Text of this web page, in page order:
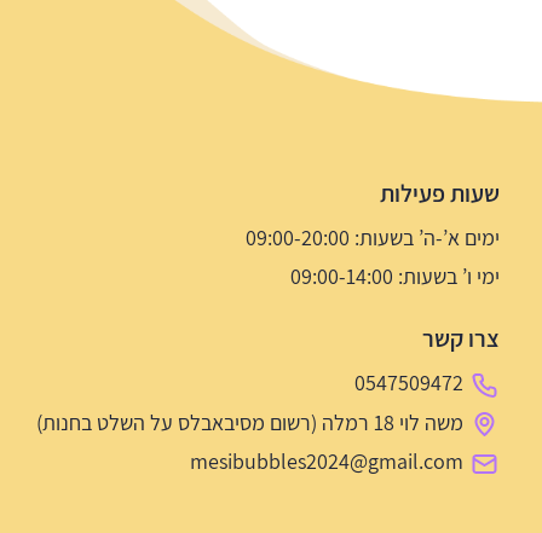
שעות פעילות
ימים א’-ה’ בשעות: 09:00-20:00
ימי ו’ בשעות: 09:00-14:00
צרו קשר
0547509472
משה לוי 18 רמלה (רשום מסיבאבלס על השלט בחנות)
mesibubbles2024@gmail.com